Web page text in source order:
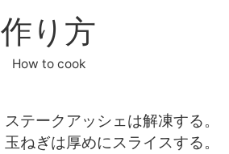
作り方
How to cook
ステークアッシェは解凍する。
玉ねぎは厚めにスライスする。